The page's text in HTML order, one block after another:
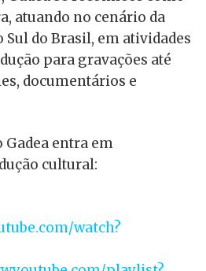
atuando no cenário da
do Brasil, em atividades
para gravações até
documentários e
entra em
cultural:
watch?